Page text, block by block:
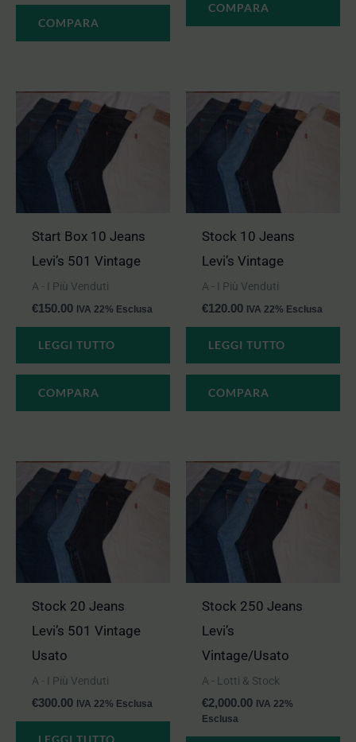
COMPARA
COMPARA
Start Box 10 Jeans
Levi’s 501 Vintage
A - I Più Venduti
€150.00 IVA 22% Esclusa
LEGGI TUTTO
COMPARA
Stock 10 Jeans
Levi’s Vintage
A - I Più Venduti
€120.00 IVA 22% Esclusa
LEGGI TUTTO
COMPARA
Stock 20 Jeans
Levi’s 501 Vintage
Usato
A - I Più Venduti
€300.00 IVA 22% Esclusa
Stock 250 Jeans
Levi’s
Vintage/Usato
A - Lotti & Stock
€2,000.00 IVA 22%
Esclusa